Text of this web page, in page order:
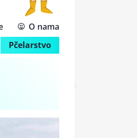
Pčelarstvo
O nama